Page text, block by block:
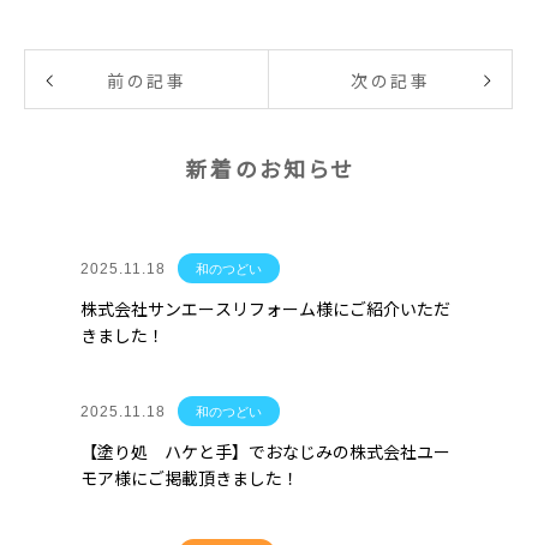
前の記事 次の記事
新着のお知らせ
2025.11.18 和のつどい
株式会社サンエースリフォーム様にご紹介いただ
きました！
2025.11.18 和のつどい
【塗り処 ハケと手】でおなじみの株式会社ユー
モア様にご掲載頂きました！